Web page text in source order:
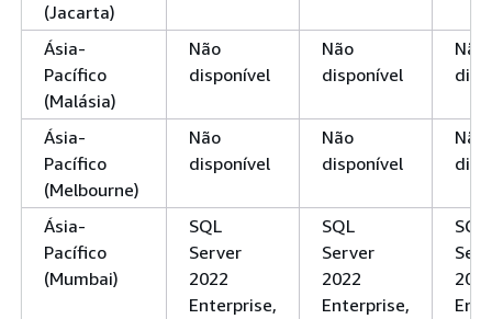
(Jacarta)
Ásia-
Pacífico
(Malásia)
Não
disponível
Não
disponível
Não
Ásia-
Pacífico
(Melbourne)
Não
disponível
Não
disponível
Não
Ásia-
Pacífico
(Mumbai)
SQL
Server
2022
Enterprise,
SQL
Server
2022
Enterprise,
SQL